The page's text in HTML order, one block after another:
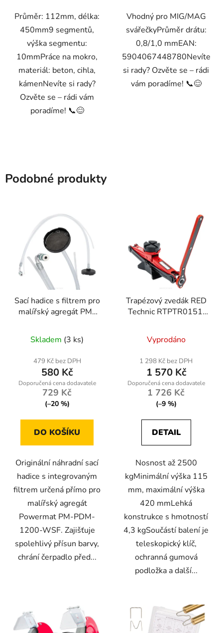
Průměr: 112mm, délka:
450mm9 segmentů,
výška segmentu:
10mmPráce na mokro,
materiál: beton, cihla,
kámenNevíte si rady?
Ozvěte se – rádi vám
poradíme! 📞😊
Vhodný pro MIG/MAG
svářečkyPrůměr drátu:
0,8/1,0 mmEAN:
5904067448780Nevíte
si rady? Ozvěte se – rádi
vám poradíme! 📞😊
Podobné produkty
Sací hadice s filtrem pro
malířský agregát PM-
Skladem (3 ks)
479 Kč bez DPH
580 Kč
729 Kč
(–20 %)
DO KOŠÍKU
Originální náhradní sací
hadice s integrovaným
filtrem určená přímo pro
malířský agregát
Powermat PM-PDM-
1200-WSF. Zajišťuje
spolehlivý přísun barvy,
chrání čerpadlo před...
Trapézový zvedák RED
Technic RTPTR0151,
Vyprodáno
1 298 Kč bez DPH
1 570 Kč
1 726 Kč
(–9 %)
DETAIL
Nosnost až 2500
kgMinimální výška 115
mm, maximální výška
420 mmLehká
konstrukce s hmotností
4,3 kgSoučástí balení je
teleskopický klíč,
ochranná gumová
podložka a další...